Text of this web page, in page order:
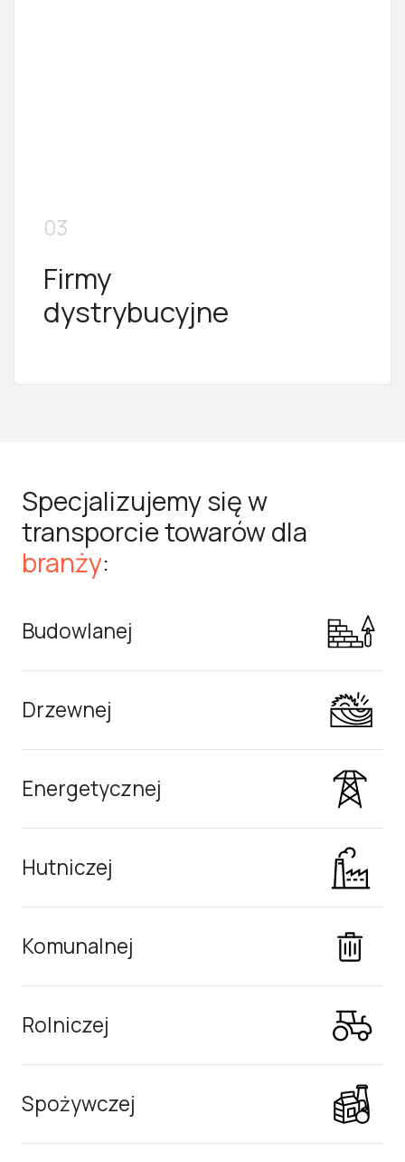
03
Firmy
dystrybucyjne
Specjalizujemy się w
transporcie towarów dla
branży:
Budowlanej
Drzewnej
Energetycznej
Hutniczej
Komunalnej
Rolniczej
Spożywczej